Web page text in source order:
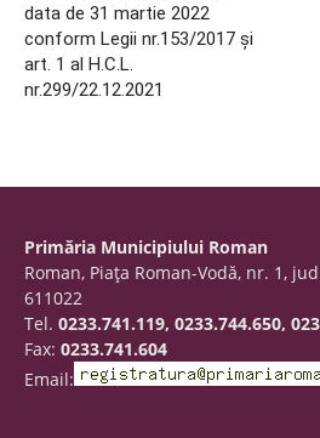
data de 31 martie 2022
conform Legii nr.153/2017 și
art. 1 al H.C.L.
nr.299/22.12.2021
Primăria Municipiului Roman
Roman, Piaţa Roman-Vodă, nr. 1,
611022
Tel. 0233.741.119, 0233.744.650,
Fax: 0233.741.604
Email: